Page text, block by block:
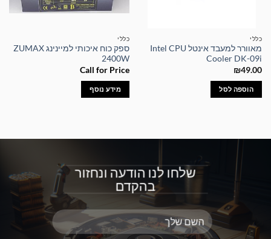
כללי
מאוורר למעבד אינטל Intel CPU
Cooler DK-09i
₪49.00
הוספה לסל
כללי
ספק כוח איכותי למיינינג ZUMAX
2400W
Call for Price
מידע נוסף
שלחו לנו הודעה ונחזור
בהקדם